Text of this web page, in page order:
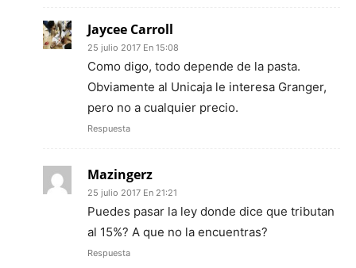
Jaycee Carroll
25 julio 2017 En 15:08
Como digo, todo depende de la pasta.
Obviamente al Unicaja le interesa Granger,
pero no a cualquier precio.
Respuesta
Mazingerz
25 julio 2017 En 21:21
Puedes pasar la ley donde dice que tributan
al 15%? A que no la encuentras?
Respuesta